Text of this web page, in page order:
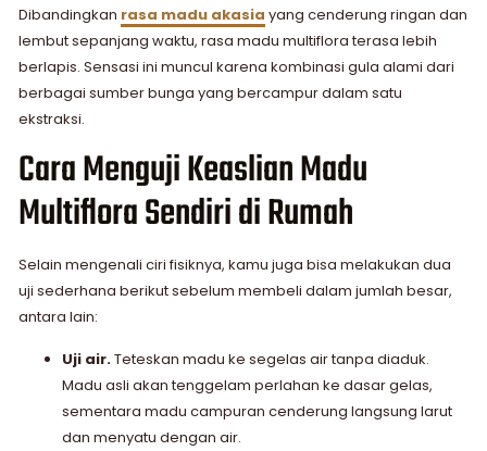
Dibandingkan rasa madu akasia yang cenderung ringan dan
lembut sepanjang waktu, rasa madu multiflora terasa lebih
berlapis. Sensasi ini muncul karena kombinasi gula alami dari
berbagai sumber bunga yang bercampur dalam satu
ekstraksi.
Cara Menguji Keaslian Madu
Multiflora Sendiri di Rumah
Selain mengenali ciri fisiknya, kamu juga bisa melakukan dua
uji sederhana berikut sebelum membeli dalam jumlah besar,
antara lain:
Uji air.Teteskan madu ke segelas air tanpa diaduk.
Madu asli akan tenggelam perlahan ke dasar gelas,
sementara madu campuran cenderung langsung larut
dan menyatu dengan air.